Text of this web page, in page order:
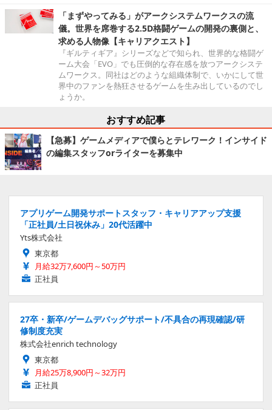
「まずやってみる」がアークシステムワークスの流
儀。世界を席巻する2.5D格闘ゲームの開発の裏側と、
求める人物像【キャリアクエスト】
『ギルティギア』シリーズなどで知られ、世界的な格闘ゲ
ーム大会「EVO」でも圧倒的な存在感を放つアークシステ
ムワークス。同社はどのような組織体制で、いかにして世
界中のファンを熱狂させるゲームを生み出しているのでし
ょうか。
おすすめ記事
【急募】ゲームメディアで僕らとテレワーク！インサイド
の編集スタッフorライターを募集中
アプリゲーム開発サポートスタッフ・キャリアアップ支援
「正社員/土日祝休み」20代活躍中
Yts株式会社
東京都
月給32万7,600円～50万円
正社員
27卒・新卒/ゲームデバッグサポート/不具合の再現確認/研
修制度充実
株式会社enrich technology
東京都
月給25万8,900円～32万円
正社員